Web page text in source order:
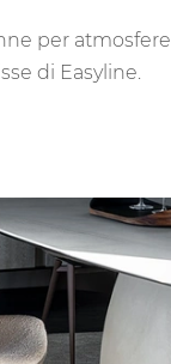
per atmosfere
di Easyline.